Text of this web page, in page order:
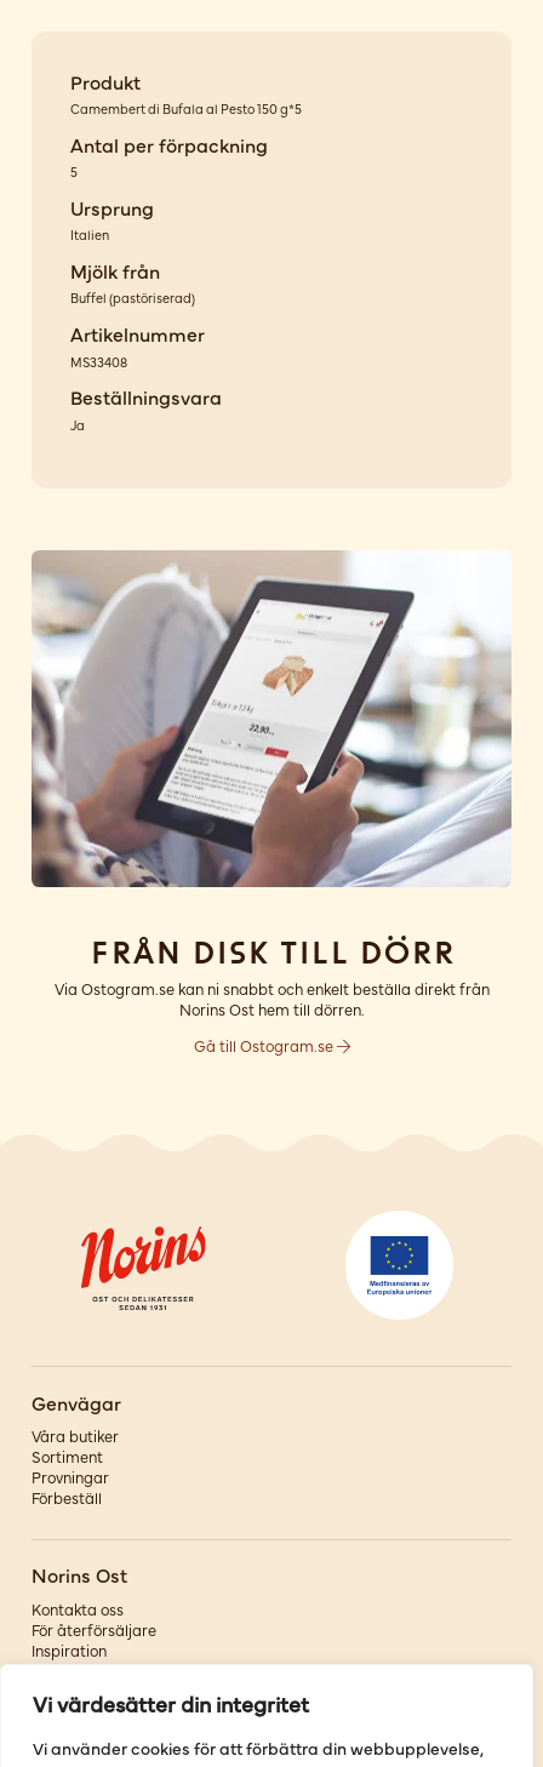
Vi värdesätter din integritet
Vi använder cookies för att förbättra din webbupplevelse,
Produkt
Camembert di Bufala al Pesto 150 g*5
Antal per förpackning
5
Ursprung
Italien
Mjölk från
Buffel (pastöriserad)
Artikelnummer
MS33408
Beställningsvara
Ja
Från disk till dörr
Via Ostogram.se kan ni snabbt och enkelt beställa direkt från
Norins Ost hem till dörren.
Gå till Ostogram.se
Genvägar
Våra butiker
Sortiment
Provningar
Förbeställ
Norins Ost
Kontakta oss
För återförsäljare
Inspiration
Om oss
Följ oss